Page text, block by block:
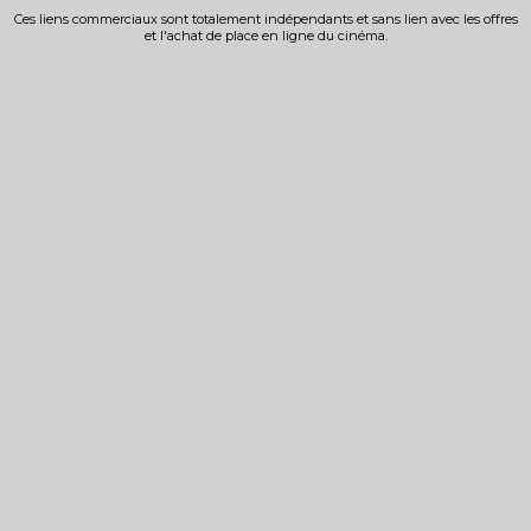
Ces liens commerciaux sont totalement indépendants et sans lien avec les offres
et l'achat de place en ligne du cinéma.